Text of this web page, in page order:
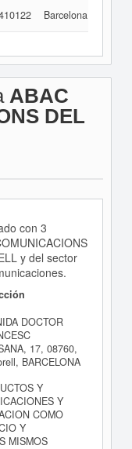
Barcelona
ABAC
DEL
con 3
y del sector
DOCTOR
17, 08760,
BARCELONA
Y
Y
COMO
Y
MISMOS